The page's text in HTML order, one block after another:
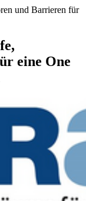
und Barrieren für
eine One